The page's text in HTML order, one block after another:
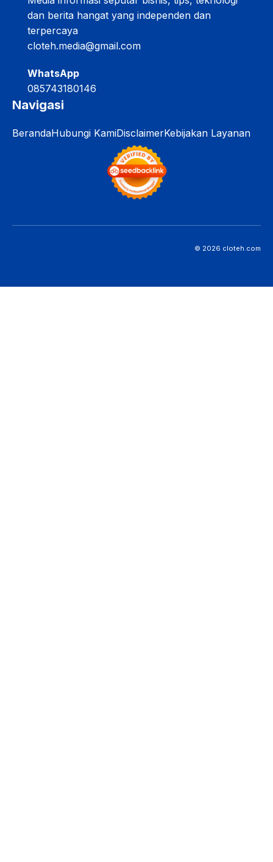
dan berita hangat yang independen dan
terpercaya
cloteh.media@gmail.com
WhatsApp
085743180146
Navigasi
BerandaHubungi KamiDisclaimerKebijakan Layanan
© 2026 cloteh.com